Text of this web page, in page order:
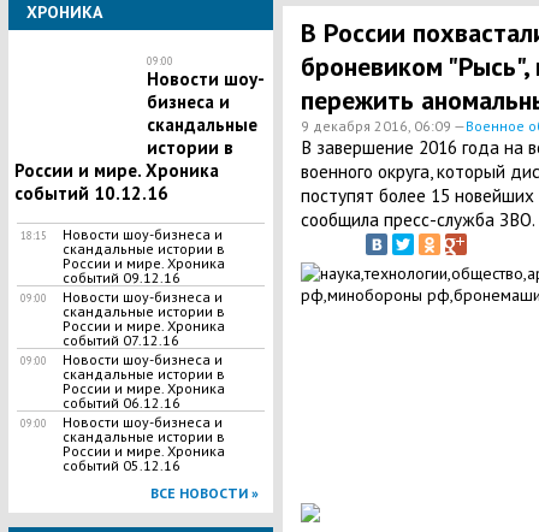
ХРОНИКА
09:00
Новости шоу-
бизнеса и
скандальные
истории в
России и мире. Хроника
событий 10.12.16
18:15
Новости шоу-бизнеса и
скандальные истории в
России и мире. Хроника
событий 09.12.16
09:00
Новости шоу-бизнеса и
скандальные истории в
России и мире. Хроника
событий 07.12.16
09:00
Новости шоу-бизнеса и
скандальные истории в
России и мире. Хроника
событий 06.12.16
09:00
Новости шоу-бизнеса и
скандальные истории в
России и мире. Хроника
событий 05.12.16
ВСЕ НОВОСТИ »
В России
броневиком
пережить
9 декабря 2016, 06:09 —Военное
В завершение 2016 года на
военного округа, который
поступят более 15
сообщила пресс-служба ЗВО.